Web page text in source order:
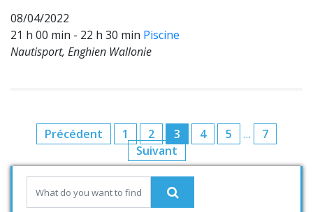
08/04/2022
21 h 00 min - 22 h 30 min Piscine
Nautisport, Enghien Wallonie
Précédent 1 2 3 4 5 …
7
Suivant